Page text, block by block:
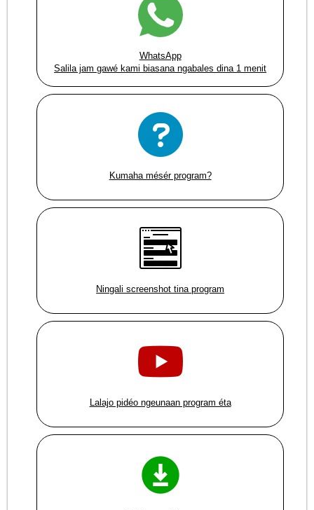
WhatsApp
Salila jam gawé kami biasana ngabales dina 1 menit
Kumaha mésér program?
Ningali screenshot tina program
Lalajo pidéo ngeunaan program éta